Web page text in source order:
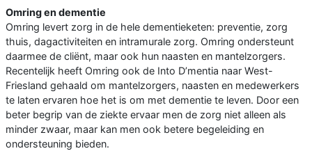
Omring en dementie
Omring levert zorg in de hele dementieketen: preventie, zorg
thuis, dagactiviteiten en intramurale zorg. Omring ondersteunt
daarmee de cliënt, maar ook hun naasten en mantelzorgers.
Recentelijk heeft Omring ook de Into D’mentia naar West-
Friesland gehaald om mantelzorgers, naasten en medewerkers
te laten ervaren hoe het is om met dementie te leven. Door een
beter begrip van de ziekte ervaar men de zorg niet alleen als
minder zwaar, maar kan men ook betere begeleiding en
ondersteuning bieden.